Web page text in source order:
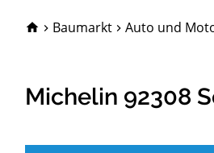
TopRatgeber24.de
Baumarkt Auto und
Michelin 92308